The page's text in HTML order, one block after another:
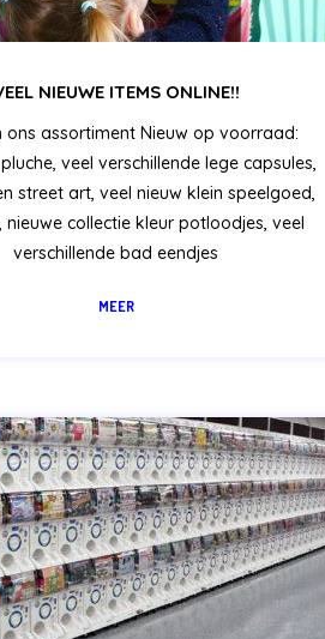
NIEUWE ITEMS ONLINE!!
ons assortiment Nieuw op voorraad:
veel verschillende lege capsules,
street art, veel nieuw klein speelgoed,
nieuwe collectie kleur potloodjes, veel
verschillende bad eendjes
MEER